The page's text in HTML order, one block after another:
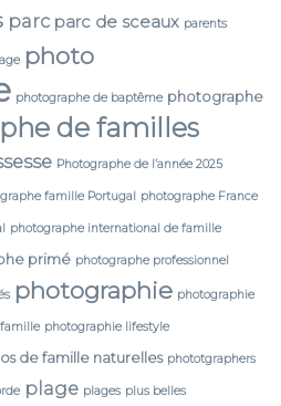
parc parc de sceaux parents
photo
photographe de baptême photographe
de familles
Photographe de l’année 2025
famille Portugal photographe France
photographe international de famille
primé photographe professionnel
photographie photographie
photographie lifestyle
de famille naturelles phototgraphers
plage plages plus belles